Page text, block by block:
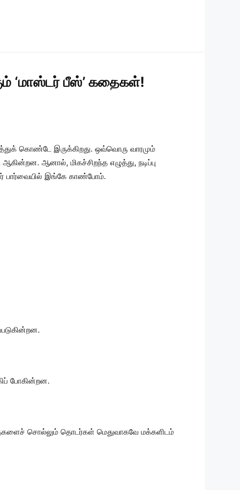
‘மாஸ்டர் பீஸ்’ கதைகள்!
கொண்டே இருக்கிறது. ஒவ்வொரு வாரமும்
ஆனால், மிகச்சிறந்த எழுத்து, நடிப்பு
பார்வையில் இங்கே காண்போம்.
போகின்றன.
சொல்லும் தொடர்கள் மெதுவாகவே மக்களிடம்